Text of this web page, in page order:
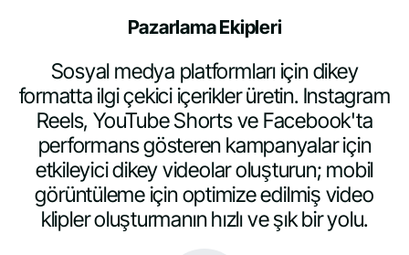
Pazarlama Ekipleri
Sosyal medya platformları için dikey
formatta ilgi çekici içerikler üretin. Instagram
Reels, YouTube Shorts ve Facebook'ta
performans gösteren kampanyalar için
etkileyici dikey videolar oluşturun; mobil
görüntüleme için optimize edilmiş video
klipler oluşturmanın hızlı ve şık bir yolu.